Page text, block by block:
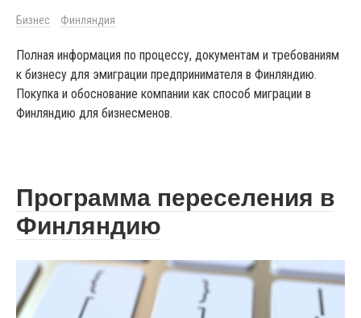
Бизнес Финляндия
Полная информация по процессу, документам и требованиям
к бизнесу для эмиграции предпринимателя в Финляндию.
Покупка и обоснование компании как способ миграции в
Финляндию для бизнесменов.
Программа переселения в
Финляндию